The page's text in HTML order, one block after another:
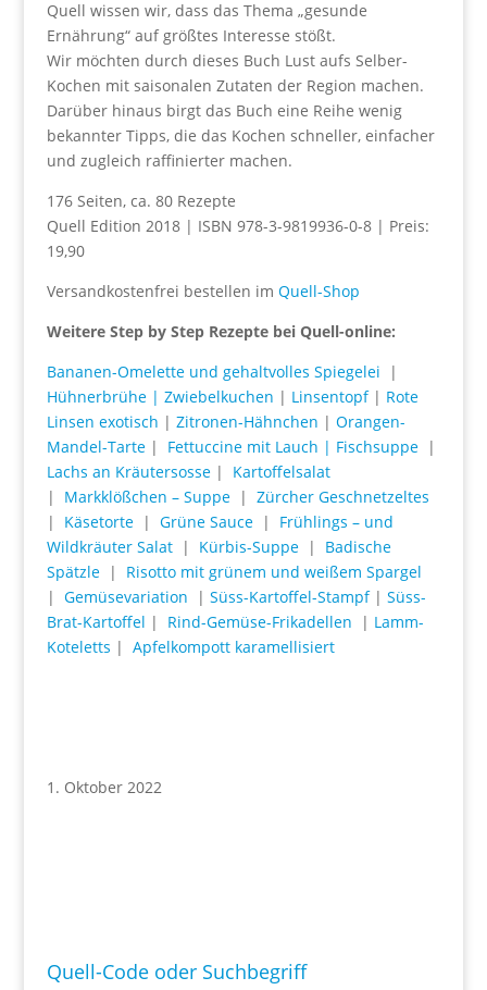
Quell wissen wir, dass das Thema „gesunde
Ernährung“ auf größtes Interesse stößt.
Wir möchten durch dieses Buch Lust aufs Selber-
Kochen mit saisonalen Zutaten der Region machen.
Darüber hinaus birgt das Buch eine Reihe wenig
bekannter Tipps, die das Kochen schneller, einfacher
und zugleich raffinierter machen.
176 Seiten, ca. 80 Rezepte
Quell Edition 2018 | ISBN 978-3-9819936-0-8 | Preis:
19,90
Versandkostenfrei bestellen im Quell-Shop
Weitere Step by Step Rezepte bei Quell-online:
Bananen-Omelette und gehaltvolles Spiegelei |
Hühnerbrühe | Zwiebelkuchen | Linsentopf | Rote
Linsen exotisch | Zitronen-Hähnchen | Orangen-
Mandel-Tarte| Fettuccine mit Lauch | Fischsuppe|
Lachs an Kräutersosse| Kartoffelsalat
| Markklößchen – Suppe| Zürcher Geschnetzeltes
| Käsetorte| Grüne Sauce| Frühlings – und
Wildkräuter Salat| Kürbis-Suppe| Badische
Spätzle| Risotto mit grünem und weißem Spargel
| Gemüsevariation | Süss-Kartoffel-Stampf| Süss-
Brat-Kartoffel | Rind-Gemüse-Frikadellen | Lamm-
Koteletts | Apfelkompott karamellisiert
1. Oktober 2022
Quell-Code oder Suchbegriff